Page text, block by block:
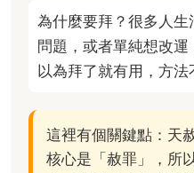
為什麼要拜？很多人
問題，或者單純想改
以為拜了就有用，方法
這裡有個關鍵點：天
核心是「赦罪」，所